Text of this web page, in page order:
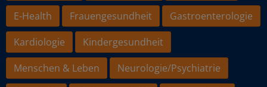
E-Health
Frauengesundheit
Gastroenterologie
Kardiologie
Kindergesundheit
Menschen & Leben
Neurologie/Psychiatrie